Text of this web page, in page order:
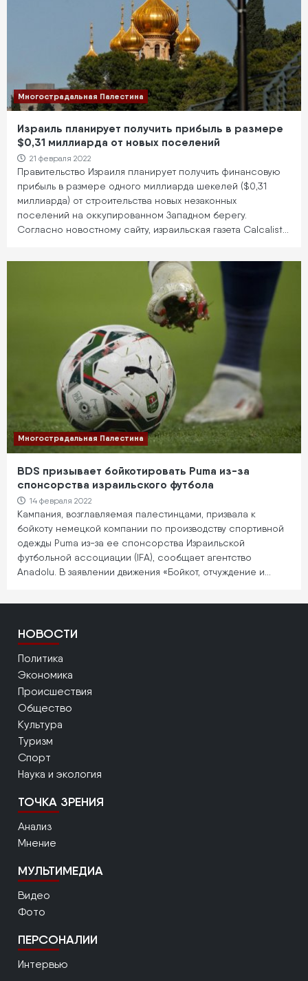
Многострадальная Палестина
Израиль планирует получить прибыль в размере
$0,31 миллиарда от новых поселений
21 февраля 2022
Правительство Израиля планирует получить финансовую
прибыль в размере одного миллиарда шекелей ($0,31
миллиарда) от строительства новых незаконных
поселений на оккупированном Западном берегу.
Согласно новостному сайту, израильская газета Calcalist…
Многострадальная Палестина
BDS призывает бойкотировать Puma из-за
спонсорства израильского футбола
14 февраля 2022
Кампания, возглавляемая палестинцами, призвала к
бойкоту немецкой компании по производству спортивной
одежды Puma из-за ее спонсорства Израильской
футбольной ассоциации (IFA), сообщает агентство
Anadolu. В заявлении движения «Бойкот, отчуждение и…
НОВОСТИ
Политика
Экономика
Происшествия
Общество
Культура
Туризм
Спорт
Наука и экология
ТОЧКА ЗРЕНИЯ
Анализ
Мнение
МУЛЬТИМЕДИА
Видео
Фото
ПЕРСОНАЛИИ
Интервью